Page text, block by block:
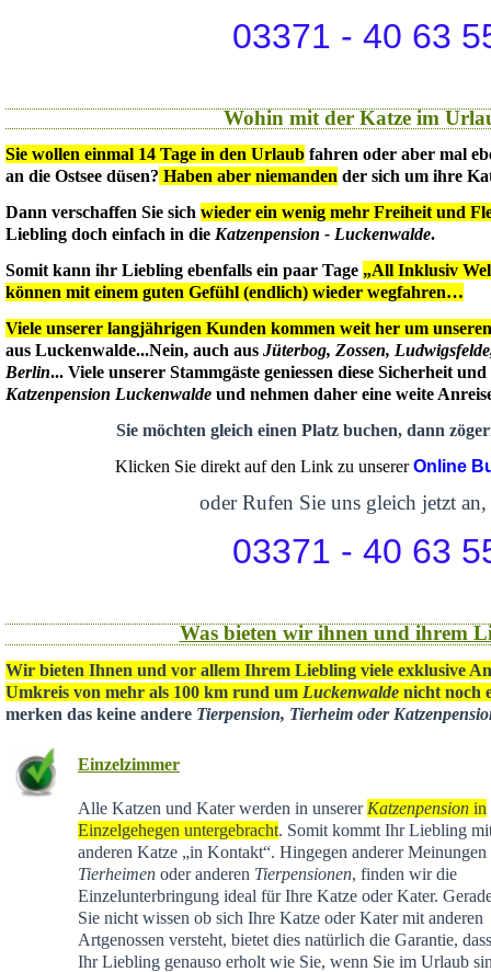
03371 - 40 63
Wohin mit der Katze im
Sie wollen einmal 14 Tage in den Urlaub fahren oder aber mal
an die Ostsee düsen? Haben aber niemanden der sich um ihre
Dann verschaffen Sie sich wieder ein wenig mehr Freiheit und
Liebling doch einfach in die Katzenpension - Luckenwalde.
Somit kann ihr Liebling ebenfalls ein paar Tage „All Inklusiv
können mit einem guten Gefühl (endlich) wieder wegfahren…
Viele unserer langjährigen Kunden kommen weit her um
aus Luckenwalde...Nein, auch aus Jüterbog, Zossen,
Berlin... Viele unserer Stammgäste geniessen diese Sicherheit
Katzenpension Luckenwalde und nehmen daher eine weite
Sie möchten gleich einen Platz buchen, dann
Klicken Sie direkt auf den Link zu unsererOnline
oder Rufen Sie uns gleich jetzt an,
03371 - 40 63
Was bieten wir ihnen und ihrem
Wir bieten Ihnen und vor allem Ihrem Liebling viele exklusive
Umkreis von mehr als 100 km rund um Luckenwalde nicht noch
merken das keine andere Tierpension, Tierheim oder
Einzelzimmer
Alle Katzen und Kater werden in unserer Katzenpensionin
Einzelgehegen untergebracht. Somit kommt Ihr Liebling
anderen Katze „in Kontakt“. Hingegen anderer Meinungen
Tierheimenoder anderen Tierpensionen, finden wir die
Einzelunterbringung ideal für Ihre Katze oder Kater.
Sie nicht wissen ob sich Ihre Katze oder Kater mit anderen
Artgenossen versteht, bietet dies natürlich die Garantie,
Ihr Liebling genauso erholt wie Sie, wenn Sie im Urlaub